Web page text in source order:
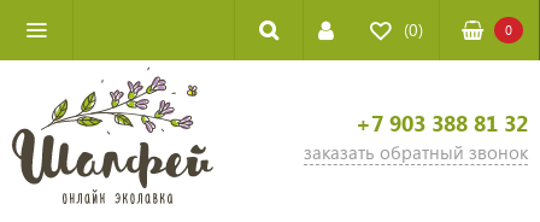
(0) 0
+7 903 388 81 32
заказать обратный звонок